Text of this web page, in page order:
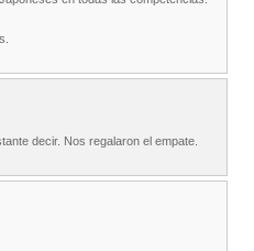
decir. Nos regalaron el empate.